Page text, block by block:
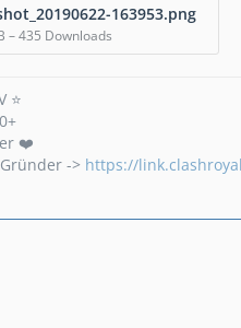
163953.png
– 435 Downloads
⭐
❤️
-> https://